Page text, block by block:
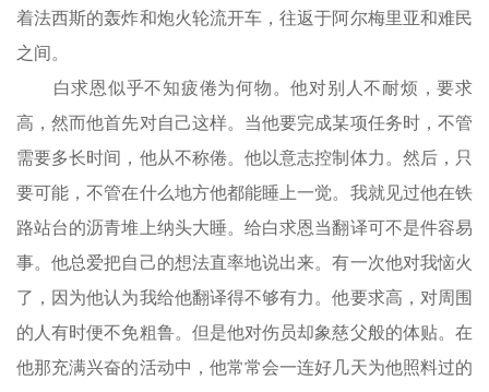
着法西斯的轰炸和炮火轮流开车，往返于阿尔梅里亚和难民
之间。
白求恩似乎不知疲倦为何物。他对别人不耐烦，要求
高，然而他首先对自己这样。当他要完成某项任务时，不管
需要多长时间，他从不称倦。他以意志控制体力。然后，只
要可能，不管在什么地方他都能睡上一觉。我就见过他在铁
路站台的沥青堆上纳头大睡。给白求恩当翻译可不是件容易
事。他总爱把自己的想法直率地说出来。有一次他对我恼火
了，因为他认为我给他翻译得不够有力。他要求高，对周围
的人有时便不免粗鲁。但是他对伤员却象慈父般的体贴。在
他那充满兴奋的活动中，他常常会一连好几天为他照料过的